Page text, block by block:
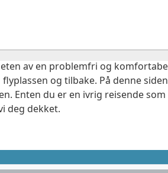
av en problemfri og
og tilbake. På denne
Enten du er en ivrig reisende
deg dekket.